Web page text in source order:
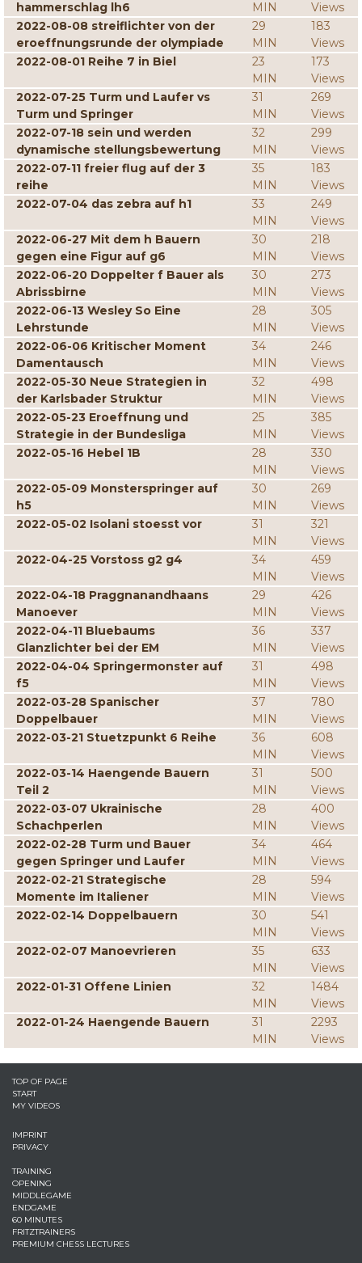
hammerschlag lh6
MIN
Views
2022-08-08 streiflichter von der
eroeffnungsrunde der olympiade
29
MIN
183
Views
2022-08-01 Reihe 7 in Biel
23
MIN
173
Views
2022-07-25 Turm und Laufer vs
Turm und Springer
31
MIN
269
Views
2022-07-18 sein und werden
dynamische stellungsbewertung
32
MIN
299
Views
2022-07-11 freier flug auf der 3
reihe
35
MIN
183
Views
2022-07-04 das zebra auf h1
33
MIN
249
Views
2022-06-27 Mit dem h Bauern
gegen eine Figur auf g6
30
MIN
218
Views
2022-06-20 Doppelter f Bauer als
Abrissbirne
30
MIN
273
Views
2022-06-13 Wesley So Eine
Lehrstunde
28
MIN
305
Views
2022-06-06 Kritischer Moment
Damentausch
34
MIN
246
Views
2022-05-30 Neue Strategien in
der Karlsbader Struktur
32
MIN
498
Views
2022-05-23 Eroeffnung und
Strategie in der Bundesliga
25
MIN
385
Views
2022-05-16 Hebel 1B
28
MIN
330
Views
2022-05-09 Monsterspringer auf
h5
30
MIN
269
Views
2022-05-02 Isolani stoesst vor
31
MIN
321
Views
2022-04-25 Vorstoss g2 g4
34
MIN
459
Views
2022-04-18 Praggnanandhaans
Manoever
29
MIN
426
Views
2022-04-11 Bluebaums
Glanzlichter bei der EM
36
MIN
337
Views
2022-04-04 Springermonster auf
f5
31
MIN
498
Views
2022-03-28 Spanischer
Doppelbauer
37
MIN
780
Views
2022-03-21 Stuetzpunkt 6 Reihe
36
MIN
608
Views
2022-03-14 Haengende Bauern
Teil 2
31
MIN
500
Views
2022-03-07 Ukrainische
Schachperlen
28
MIN
400
Views
2022-02-28 Turm und Bauer
gegen Springer und Laufer
34
MIN
464
Views
2022-02-21 Strategische
Momente im Italiener
28
MIN
594
Views
2022-02-14 Doppelbauern
30
MIN
541
Views
2022-02-07 Manoevrieren
35
MIN
633
Views
2022-01-31 Offene Linien
32
MIN
1484
Views
2022-01-24 Haengende Bauern
31
MIN
2293
Views
TOP OF PAGE
START
MY VIDEOS
IMPRINT
PRIVACY
TRAINING
OPENING
MIDDLEGAME
ENDGAME
60 MINUTES
FRITZTRAINERS
PREMIUM CHESS LECTURES